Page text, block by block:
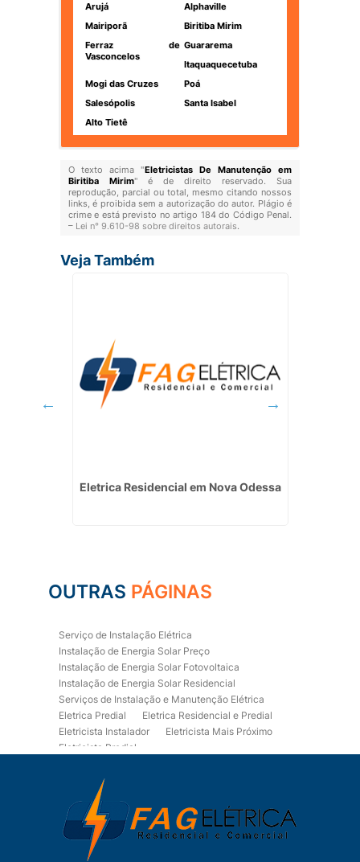
Arujá
Alphaville
Mairiporã
Biritiba Mirim
Ferraz de
Vasconcelos
Guararema
Itaquaquecetuba
Mogi das Cruzes
Poá
Salesópolis
Santa Isabel
Alto Tietê
O texto acima "Eletricistas De Manutenção em
Biritiba Mirim" é de direito reservado. Sua
reprodução, parcial ou total, mesmo citando nossos
links, é proibida sem a autorização do autor. Plágio é
crime e está previsto no artigo 184 do Código Penal.
– Lei n° 9.610-98 sobre direitos autorais.
Veja Também
Eletrica Residencial em Nova Odessa
OUTRAS PÁGINAS
Serviço de Instalação Elétrica
Instalação de Energia Solar Preço
Instalação de Energia Solar Fotovoltaica
Instalação de Energia Solar Residencial
Serviços de Instalação e Manutenção Elétrica
Eletrica Predial
Eletrica Residencial e Predial
Eletricista Instalador
Eletricista Mais Próximo
Eletricista Predial
Eletricista Residencial
Eletricista Residencial E Predial
Eletricistas de Manutenção
Empresa de Instalações Elétricas
Empresa de Manutenção Eletrica